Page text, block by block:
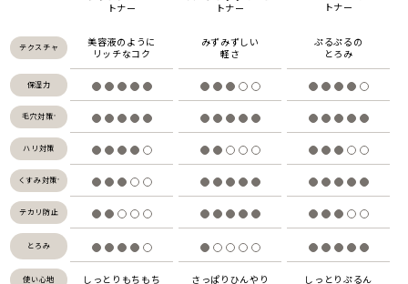
トナー
トナー
トナー
テクスチャ
美容液のように
リッチなコク
みずみずしい
軽さ
ぷるぷるの
とろみ
保湿力
毛穴対策*
ハリ対策
くすみ対策*
テカリ防止
とろみ
使い心地 しっとりもちもち さっぱりひんやり しっとりぷるん